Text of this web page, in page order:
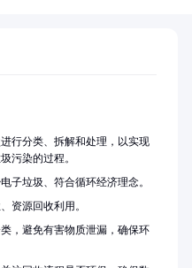
行分类、拆解和处理，以实现
污染的过程。
子垃圾、符合循环经济理念。
资源回收利用。
，避免有害物质泄漏，确保环